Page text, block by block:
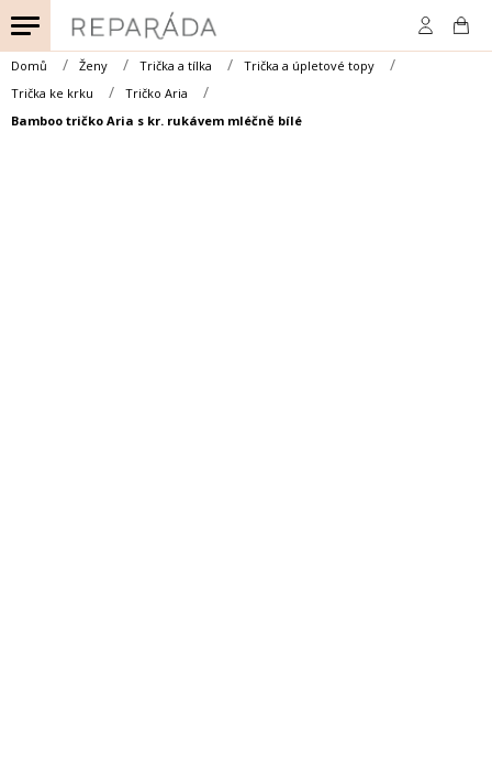
na
obsah
Domů Ženy Trička a tílka
Trička a úpletové topy
Trička ke krku
Tričko Aria
Bamboo tričko Aria s kr. rukávem mléčně bílé